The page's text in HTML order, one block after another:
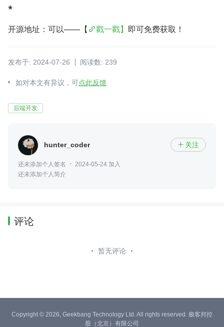
*
开源地址：可以——【 戳一戳】 即可免费获取！
发布于: 2024-07-26 阅读数: 239
如对本文有异议，可点此反馈
后端开发
hunter_coder  关注
还未添加个人签名
2024-05-24 加入
还未添加个人简介
评论
暂无评论
Copyright © 2026, Geekbang Technology Ltd. All rights reserved. 极客邦控
股（北京）有限公司